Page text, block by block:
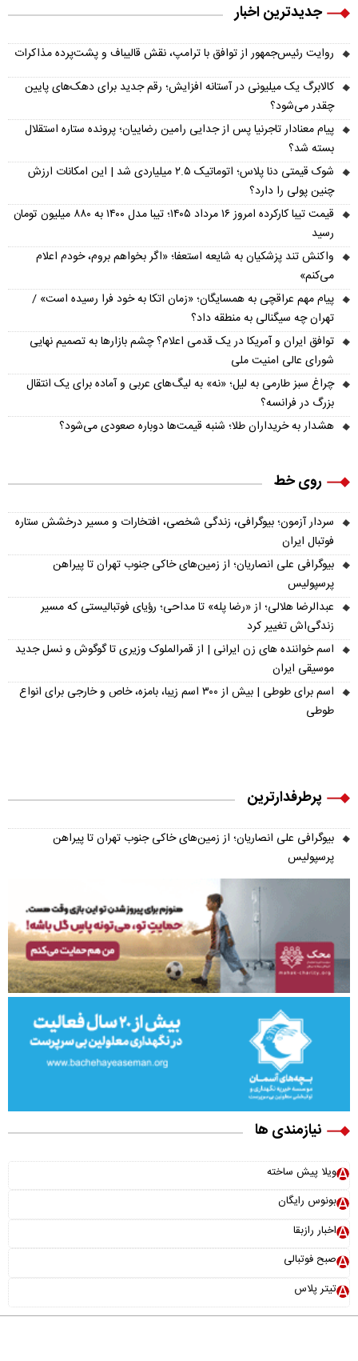
جدیدترین اخبار
روایت رئیس‌جمهور از توافق با ترامپ، نقش قالیباف و پشت‌پرده مذاکرات
کالابرگ یک میلیونی در آستانه افزایش؛ رقم جدید برای دهک‌های پایین
چقدر می‌شود؟
پیام معنادار تاجرنیا پس از جدایی رامین رضاییان؛ پرونده ستاره استقلال
بسته شد؟
شوک قیمتی دنا پلاس؛ اتوماتیک ۲.۵ میلیاردی شد | این امکانات ارزش
چنین پولی را دارد؟
قیمت تیبا کارکرده امروز ۱۶ مرداد ۱۴۰۵؛ تیبا مدل ۱۴۰۰ به ۸۸۰ میلیون تومان
رسید
واکنش تند پزشکیان به شایعه استعفا؛ «اگر بخواهم بروم، خودم اعلام
می‌کنم»
پیام مهم عراقچی به همسایگان؛ «زمان اتکا به خود فرا رسیده است» /
تهران چه سیگنالی به منطقه داد؟
توافق ایران و آمریکا در یک قدمی اعلام؟ چشم بازارها به تصمیم نهایی
شورای عالی امنیت ملی
چراغ سبز طارمی به لیل؛ «نه» به لیگ‌های عربی و آماده برای یک انتقال
بزرگ در فرانسه؟
هشدار به خریداران طلا؛ شنبه قیمت‌ها دوباره صعودی می‌شود؟
روی خط
سردار آزمون؛ بیوگرافی، زندگی شخصی، افتخارات و مسیر درخشش ستاره
فوتبال ایران
بیوگرافی علی انصاریان؛ از زمین‌های خاکی جنوب تهران تا پیراهن
پرسپولیس
عبدالرضا هلالی؛ از «رضا پله» تا مداحی؛ رؤیای فوتبالیستی که مسیر
زندگی‌اش تغییر کرد
اسم خواننده های زن ایرانی | از قمرالملوک وزیری تا گوگوش و نسل جدید
موسیقی ایران
اسم برای طوطی | بیش از ۳۰۰ اسم زیبا، بامزه، خاص و خارجی برای انواع
طوطی
پرطرفدارترین
بیوگرافی علی انصاریان؛ از زمین‌های خاکی جنوب تهران تا پیراهن
پرسپولیس
نیازمندی ها
ویلا پیش ساخته
بونوس رایگان
اخبار رازبقا
صبح فوتبالی
تیتر پلاس